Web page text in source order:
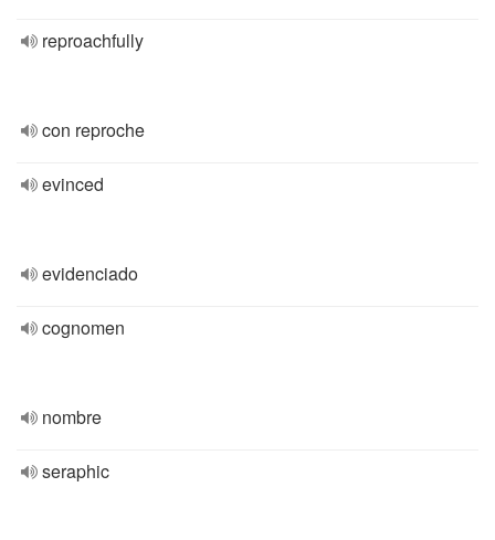
reproachfully
con reproche
evinced
evidenciado
cognomen
nombre
seraphic